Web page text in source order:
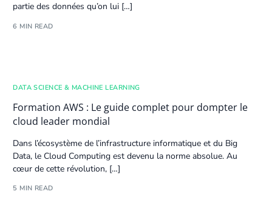
partie desdonnées qu’on lui […]
6 MIN READ
DATA SCIENCE & MACHINE LEARNING
Formation AWS : Le guide complet pour dompter le
cloud leader mondial
Dans l’écosystème de l’infrastructure informatique et du Big
Data, leCloud Computing est devenu la norme absolue. Au
cœur de cette révolution, […]
5 MIN READ